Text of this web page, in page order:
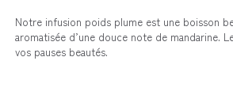
Notre infusion poids plume est une boisson
aromatisée d’une douce note de mandarine.
vos pauses beautés.